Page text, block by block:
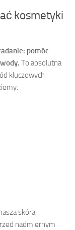
kosmetyki
pomóc
To absolutna
kluczowych
skóra
nadmiernym